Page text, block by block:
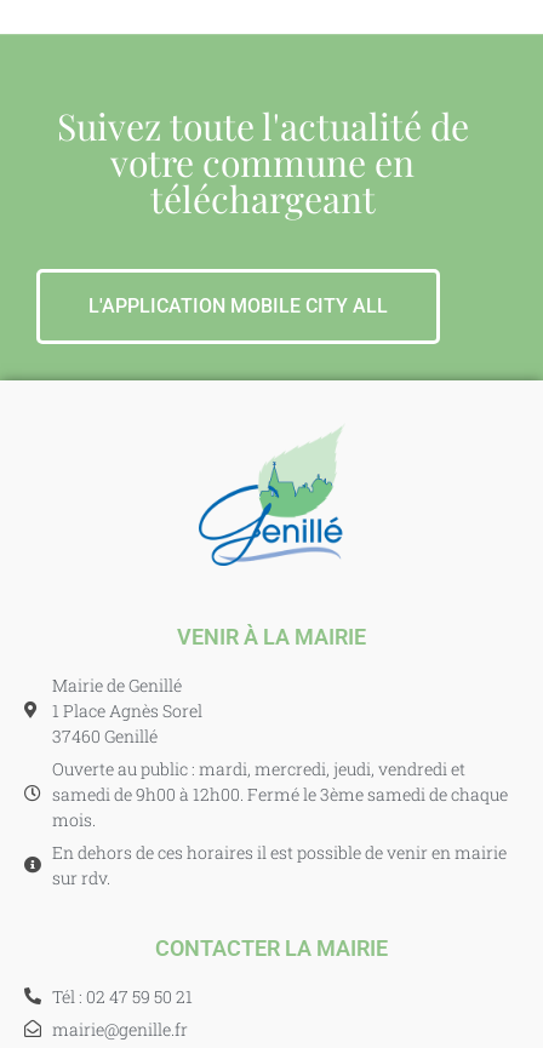
Suivez toute l'actualité de
votre commune en
téléchargeant
L'APPLICATION MOBILE CITY ALL
VENIR À LA MAIRIE
Mairie de Genillé
1 Place Agnès Sorel
37460 Genillé
Ouverte au public : mardi, mercredi, jeudi, vendredi et
samedi de 9h00 à 12h00. Fermé le 3ème samedi de chaque
mois.
En dehors de ces horaires il est possible de venir en mairie
sur rdv.
CONTACTER LA MAIRIE
Tél : 02 47 59 50 21
mairie@genille.fr